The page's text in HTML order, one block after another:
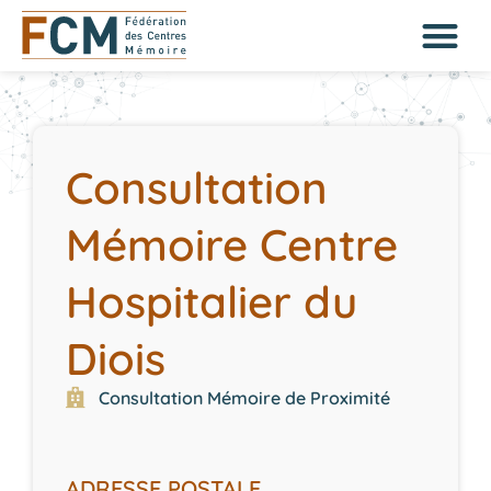
Consultation
Mémoire Centre
Hospitalier du
Diois
Consultation Mémoire de Proximité